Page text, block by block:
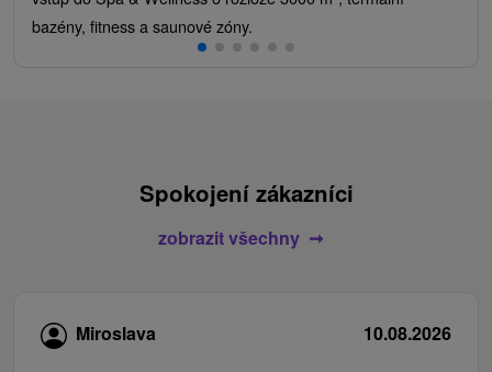
bazény, fitness a saunové zóny.
Spokojení zákazníci
zobrazit všechny
Miroslava
10.08.2026